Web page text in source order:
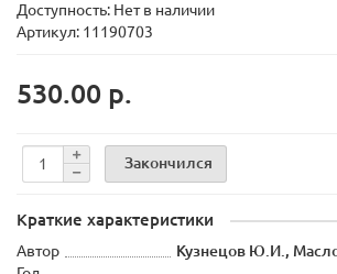
Доступность: Нет в наличии
Артикул: 11190703
530.00 р.
Закончился
Краткие характеристики
Автор
Кузнецов Ю.И.,